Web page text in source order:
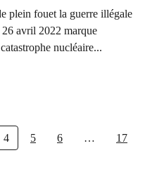
plein fouet la guerre illégale
26 avril 2022 marque
nucléaire...
4 5 6 … 17